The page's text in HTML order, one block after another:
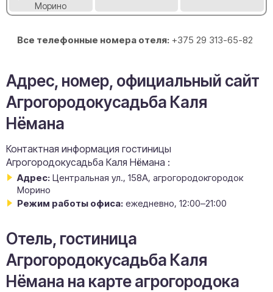
Морино
Все телефонные номера отеля: +375 29 313-65-82
Адрес, номер, официальный сайт
Агрогородокусадьба Каля
Нёмана
Контактная информация гостиницы
Агрогородокусадьба Каля Нёмана :
Адрес: Центральная ул., 158А, агрогородокгородок
Морино
Режим работы офиса: ежедневно, 12:00–21:00
Отель, гостиница
Агрогородокусадьба Каля
Нёмана на карте агрогородока